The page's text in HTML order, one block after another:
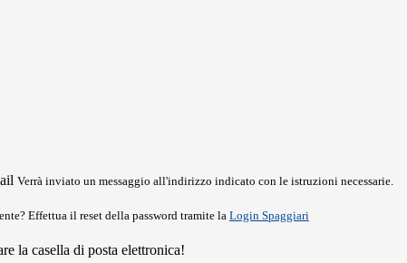
Verrà inviato un messaggio all'indirizzo indicato con le istruzioni necessarie.
Effettua il reset della password tramite la Login Spaggiari
la casella di posta elettronica!